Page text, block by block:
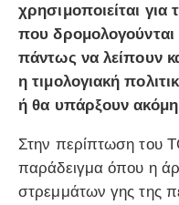
χρησιμοποιείται για
που
πάντως να λείπουν
η τιμολογιακή
ή θα υπάρξουν ακόμη
Στην περίπτωση του
παράδειγμα όπου η
στρεμμάτων γης της